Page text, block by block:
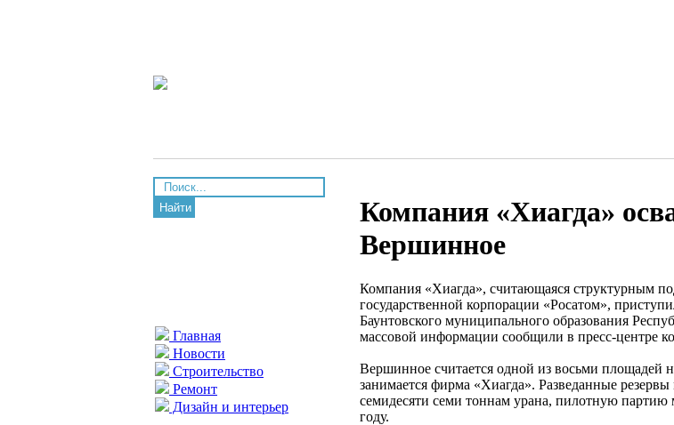
Найти
Главная
Новости
Строительство
Ремонт
Дизайн и интерьер
Компания «Хиагда»
Вершинное
Компания «Хиагда», считающаяся структурным
государственной корпорации «Росатом»,
Баунтовского муниципального образования
массовой информации сообщили в пресс-центре
Вершинное считается одной из восьми площадей
занимается фирма «Хиагда». Разведанные
семидесяти семи тоннам урана, пилотную партию
году.